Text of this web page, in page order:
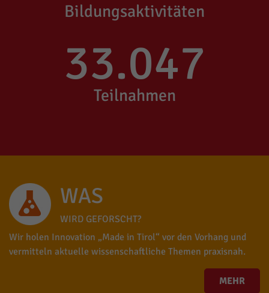
Bildungsaktivitäten
33.047
Teilnahmen
WAS
WIRD GEFORSCHT?
Wir holen Innovation „Made in Tirol“ vor den Vorhang und
vermitteln aktuelle wissenschaftliche Themen praxisnah.
MEHR